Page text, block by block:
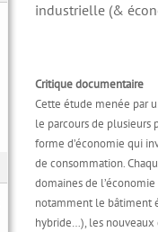
industrielle (&
Critique documentaire
Cette étude menée par
le parcours de plusieurs
forme d’économie qui
de consommation.
domaines de
notamment le bâtiment
hybride…), les nouveaux